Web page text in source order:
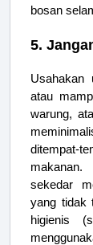
bosan
5.
Usahakan
atau
warung,
ditempat-
sekedar
yang tidak
higienis